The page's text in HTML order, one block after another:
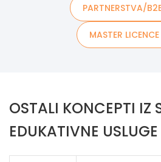
PARTNERSTVA/
MASTER
OSTALI KONCEPTI IZ
EDUKATIVNE USLUGE